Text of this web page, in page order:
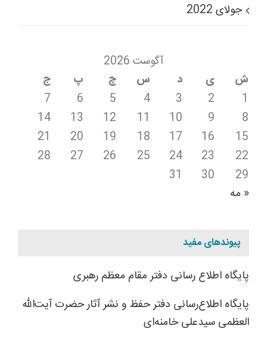
جولای 2022
آگوست 2026
ش
ی د س چ پ
ج
1
2
3
4
5
6
7
8
9
10
11
12
13
14
15
16
17
18
19
20
21
22
23
24
25
26
27
28
29
30
31
« مه
پیوندهای مفید
پایگاه اطلاع رسانی دفتر مقام معظم رهبری
پایگاه اطلاع‌رسانی دفتر حفظ و نشر آثار حضرت آیت‌الله
العظمی سیدعلی خامنه‌ای